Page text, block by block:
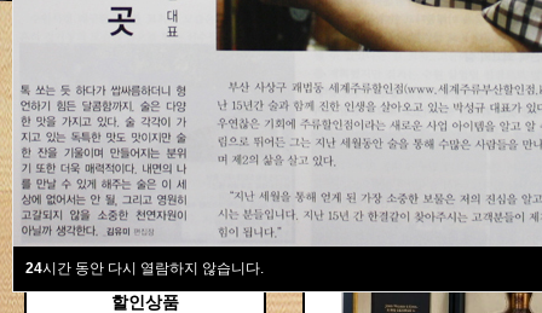
24시간 동안 다시 열람하지 않습니다.
새계주류부산할인점
위스키
브랜디/꼬냑
와인선물세트
와인
선물용
할인상품
Total 115건1 페이지